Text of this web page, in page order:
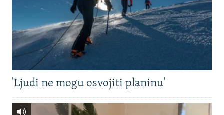
'Ljudi ne mogu osvojiti planinu'